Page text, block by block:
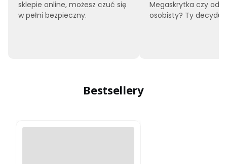
sklepie online, możesz czuć się
w pełni bezpieczny.
Megaskrytka czy
osobisty? Ty
Bestsellery